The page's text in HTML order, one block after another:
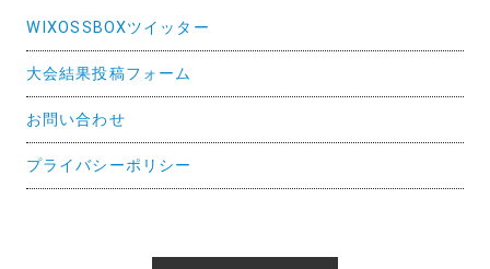
WIXOSSBOXツイッター
大会結果投稿フォーム
お問い合わせ
プライバシーポリシー